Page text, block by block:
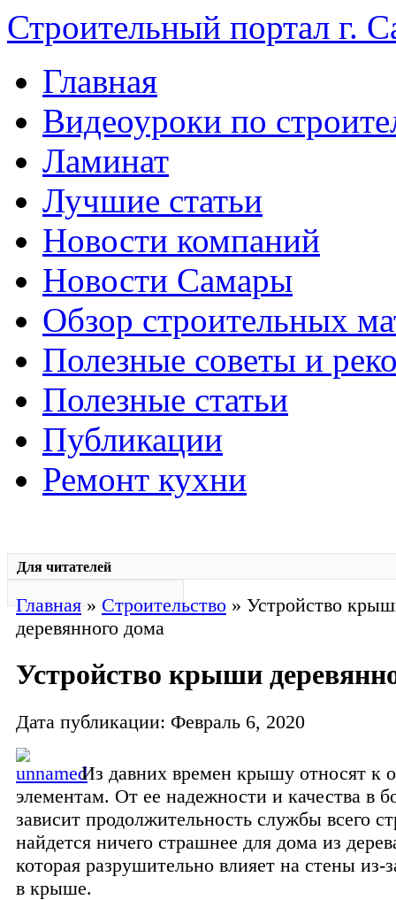
Строительный портал г.
Главная
Видеоуроки по
Ламинат
Лучшие статьи
Новости компаний
Новости Самары
Обзор строительных
Полезные советы и
Полезные статьи
Публикации
Ремонт кухни
Для читателей
Главная»Строительство » Устройство
деревянного дома
Устройство крыши
Дата публикации: Февраль 6, 2020
Из давних времен крышу относят к
элементам. От ее надежности и качества в
зависит продолжительность службы всего
найдется ничего страшнее для дома из
которая разрушительно влияет на стены из-
в крыше.